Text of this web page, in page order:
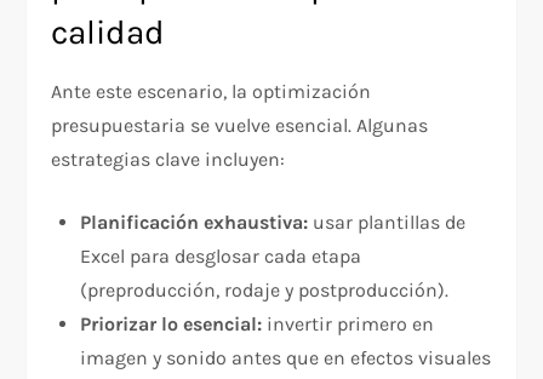
calidad
Ante este escenario, la optimización
presupuestaria se vuelve esencial. Algunas
estrategias clave incluyen:
Planificación exhaustiva: usar plantillas de
Excel para desglosar cada etapa
(preproducción, rodaje y postproducción).
Priorizar lo esencial: invertir primero en
imagen y sonido antes que en efectos visuales